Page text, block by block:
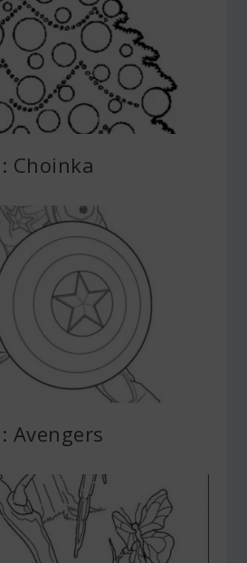
Choinka
Avengers